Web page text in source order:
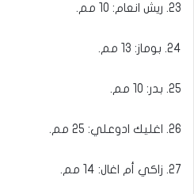
23. ريش انعام: 10 مم.
24. بوماز: 13 مم.
25. بدر: 10 مم.
26. اغليك ادوعلي: 25 مم.
27. زاكي أم اغال: 14 مم.